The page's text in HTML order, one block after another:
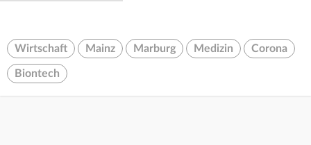
Wirtschaft Mainz Marburg Medizin Corona
Biontech